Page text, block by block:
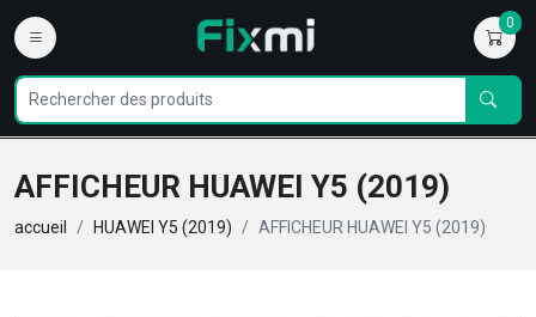
0
AFFICHEUR HUAWEI Y5 (2019)
accueil HUAWEI Y5 (2019) AFFICHEUR HUAWEI Y5 (2019)